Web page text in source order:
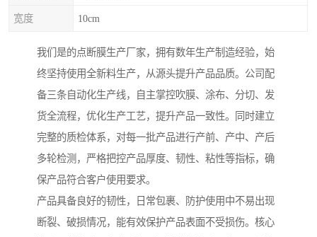
宽度 10cm
我们是的点断膜生产厂家，拥有数年生产制造经验，始
终坚持使用全新料生产，从源头提升产品品质。公司配
备三条自动化生产线，自主掌控吹膜、涂布、分切、发
货全流程，优化生产工艺，提升产品一致性。同时建立
完整的质检体系，对每一批产品进行产前、产中、产后
多轮检测，严格把控产品厚度、韧性、粘性等指标，确
保产品符合客户使用要求。
产品具备良好的韧性，日常包裹、防护使用中不易出现
断裂、破损情况，能有效保护产品表面不受损伤。核心